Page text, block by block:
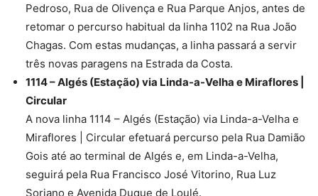
Pedroso, Rua de Olivença e Rua Parque Anjos, antes de
retomar o percurso habitual da linha 1102 na Rua João
Chagas. Com estas mudanças, a linha passará a servir
três novas paragens na Estrada da Costa.
1114 – Algés (Estação) via Linda-a-Velha e Miraflores |
Circular
A nova linha 1114 – Algés (Estação) via Linda-a-Velha e
Miraflores | Circular efetuará percurso pela Rua Damião
Gois até ao terminal de Algés e, em Linda-a-Velha,
seguirá pela Rua Francisco José Vitorino, Rua Luz
Soriano e Avenida Duque de Loulé.